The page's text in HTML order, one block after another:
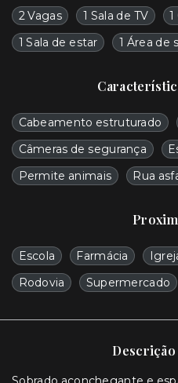
2 Vagas
1 Sala de TV
1 Sala de estar
1 Área de
Cabeamento estruturado
Câmeras de segurança
Permite animais
Rua
Escola Farmácia
Rodovia
Supermercado